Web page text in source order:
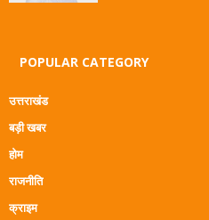
POPULAR CATEGORY
उत्तराखंड
बड़ी खबर
होम
राजनीति
क्राइम